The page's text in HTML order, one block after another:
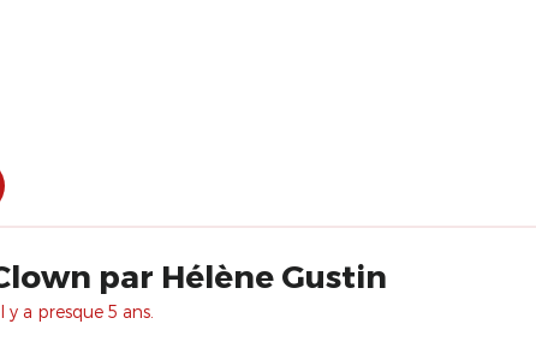
par Hélène Gustin
y a presque 5 ans.